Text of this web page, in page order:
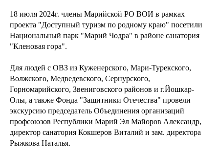
18 июля 2024г. члены Марийской РО ВОИ в рамках
проекта "Доступный туризм по родному краю" посетили
Национальный парк "Марий Чодра" в районе санатория
"Кленовая гора".
Для людей с ОВЗ из Куженерского, Мари-Турекского,
Волжского, Медведевского, Сернурского,
Горномарийского, Звениговского районов и г.Йошкар-
Олы, а также Фонда "Защитники Отечества" провели
экскурсию председатель Объединения организаций
профсоюзов Республики Марий Эл Майоров Александр,
директор санатория Кокшеров Виталий и зам. директора
Рыжкова Наталья.